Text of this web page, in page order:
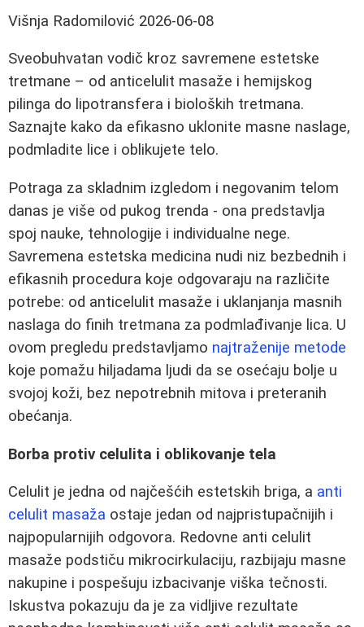
Višnja Radomilović 2026-06-08
Sveobuhvatan vodič kroz savremene estetske
tretmane – od anticelulit masaže i hemijskog
pilinga do lipotransfera i bioloških tretmana.
Saznajte kako da efikasno uklonite masne naslage,
podmladite lice i oblikujete telo.
Potraga za skladnim izgledom i negovanim telom
danas je više od pukog trenda - ona predstavlja
spoj nauke, tehnologije i individualne nege.
Savremena estetska medicina nudi niz bezbednih i
efikasnih procedura koje odgovaraju na različite
potrebe: od anticelulit masaže i uklanjanja masnih
naslaga do finih tretmana za podmlađivanje lica. U
ovom pregledu predstavljamo najtraženije metode
koje pomažu hiljadama ljudi da se osećaju bolje u
svojoj koži, bez nepotrebnih mitova i preteranih
obećanja.
Borba protiv celulita i oblikovanje tela
Celulit je jedna od najčešćih estetskih briga, a anti
celulit masaža ostaje jedan od najpristupačnijih i
najpopularnijih odgovora. Redovne anti celulit
masaže podstiču mikrocirkulaciju, razbijaju masne
nakupine i pospešuju izbacivanje viška tečnosti.
Iskustva pokazuju da je za vidljive rezultate